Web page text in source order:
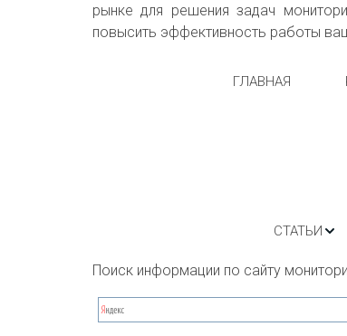
рынке для решения задач
повысить эффективность работы
ГЛАВНАЯ
СТАТЬИ
Поиск информации по сайту